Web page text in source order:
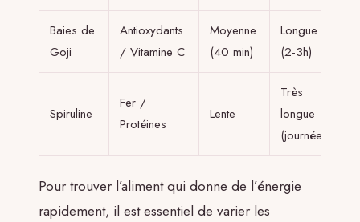
Baies de
Goji
Antioxydants
/ Vitamine C
Moyenne
(40 min)
Longue
(2-3h)
Spiruline
Fer /
Protéines
Lente
Très
longue
(journée)
Pour trouver l’aliment qui donne de l’énergie
rapidement, il est essentiel de varier les